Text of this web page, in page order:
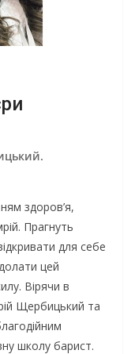
здоров’я,
Прагнуть
для себе
цей
Вірячи в
Щербицький та
школу барист.